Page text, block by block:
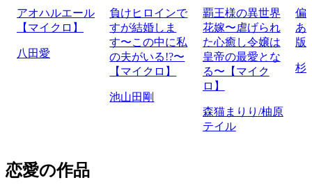
アオハルエール
【マイクロ】
八田愛
負けヒロインで
すが結婚しま
す〜この中に私
の夫がいる!?〜
【マイクロ】
池山田剛
覇王様の異世界
花嫁〜虐げられ
た心癒し令嬢は
皇帝の最愛とな
る〜【マイク
ロ】
森猫まりり/柚原
テイル
偏
あ
版
杉
恋愛の作品